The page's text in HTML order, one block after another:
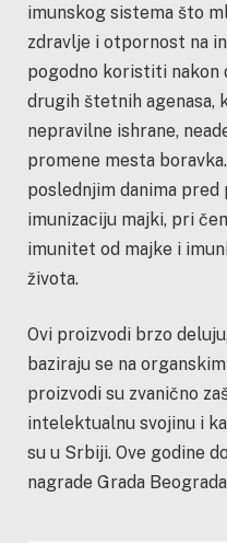
imunskog sistema što
zdravlje i otpornost na
pogodno koristiti nakon
drugih štetnih agenasa,
nepravilne ishrane,
promene mesta
poslednjim danima
imunizaciju majki, pri
imunitet od majke i
života.
Ovi proizvodi brzo
baziraju se na
proizvodi su zvanično
intelektualnu svojinu i
su u Srbiji. Ove godine
nagrade Grada